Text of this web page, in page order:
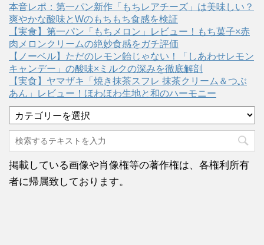
本音レポ：第一パン新作「もちレアチーズ」は美味しい？
爽やかな酸味とWのもちもち食感を検証
【実食】第一パン「もちメロン」レビュー！もち菓子×赤
肉メロンクリームの絶妙食感をガチ評価
【ノーベル】ただのレモン飴じゃない！「しあわせレモン
キャンデー」の酸味×ミルクの深みを徹底解剖
【実食】ヤマザキ「焼き抹茶スフレ 抹茶クリーム＆つぶ
あん」レビュー！ほわほわ生地と和のハーモニー
テ
ゴ
リ
ー
掲載している画像や肖像権等の著作権は、各権利所有
者に帰属致しております。